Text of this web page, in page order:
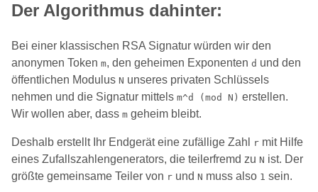
Der Algorithmus dahinter:
Bei einer klassischen RSA Signatur würden wir den
anonymen Token m, den geheimen Exponenten d und den
öffentlichen Modulus N unseres privaten Schlüssels
nehmen und die Signatur mittels m^d (mod N) erstellen.
Wir wollen aber, dass m geheim bleibt.
Deshalb erstellt Ihr Endgerät eine zufällige Zahl r mit Hilfe
eines Zufallszahlengenerators, die teilerfremd zu N ist. Der
größte gemeinsame Teiler von r und N muss also 1 sein.